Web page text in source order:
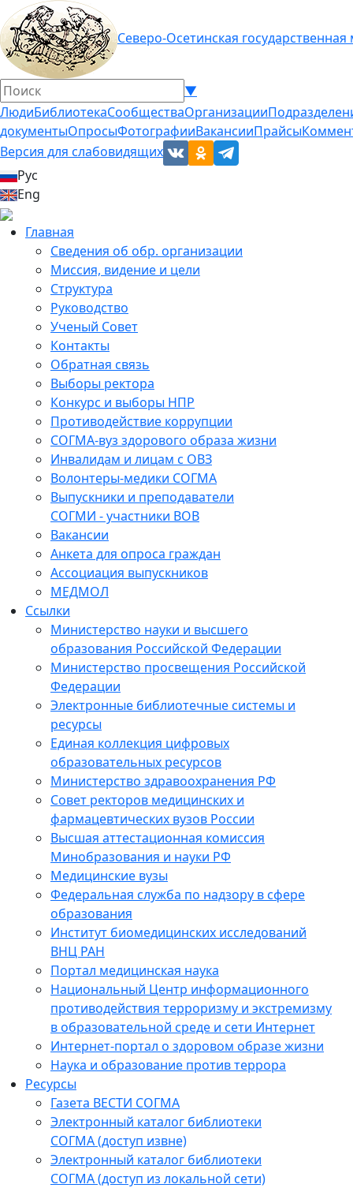
Северо-Осетинская
▼
ЛюдиБиблиотекаСообществаОрганизации
документыОпросыФотографииВакансииПрайсы
Версия для слабовидящих
Рус
Eng
Главная
Сведения об обр. организации
Миссия, видение и цели
Структура
Руководство
Ученый Совет
Контакты
Обратная связь
Выборы ректора
Конкурс и выборы НПР
Противодействие коррупции
СОГМА-вуз здорового образа жизни
Инвалидам и лицам с ОВЗ
Волонтеры-медики СОГМА
Выпускники и преподаватели
СОГМИ - участники ВОВ
Вакансии
Анкета для опроса граждан
Ассоциация выпускников
МЕДМОЛ
Ссылки
Министерство науки и высшего
образования Российской Федерации
Министерство просвещения Российской
Федерации
Электронные библиотечные системы и
ресурсы
Единая коллекция цифровых
образовательных ресурсов
Министерство здравоохранения РФ
Совет ректоров медицинских и
фармацевтических вузов России
Высшая аттестационная комиссия
Минобразования и науки РФ
Медицинские вузы
Федеральная служба по надзору в сфере
образования
Институт биомедицинских исследований
ВНЦ РАН
Портал медицинская наука
Национальный Центр информационного
противодействия терроризму и экстремизму
в образовательной среде и сети Интернет
Интернет-портал о здоровом образе жизни
Наука и образование против террора
Ресурсы
Газета ВЕСТИ СОГМА
Электронный каталог библиотеки
СОГМА (доступ извне)
Электронный каталог библиотеки
СОГМА (доступ из локальной сети)